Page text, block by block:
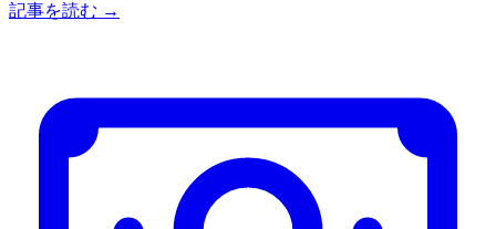
記事を読む →